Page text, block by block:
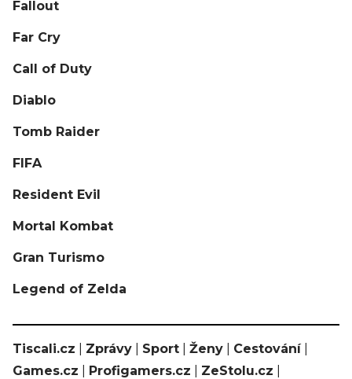
Fallout
Far Cry
Call of Duty
Diablo
Tomb Raider
FIFA
Resident Evil
Mortal Kombat
Gran Turismo
Legend of Zelda
Tiscali.cz Zprávy Sport Ženy Cestování|
Games.cz
Profigamers.cz ZeStolu.cz